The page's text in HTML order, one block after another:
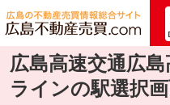
広島高速交通広
ラインの駅選択